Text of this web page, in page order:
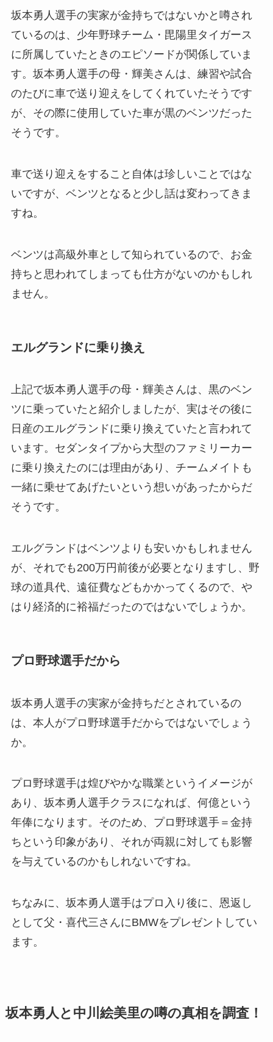
坂本勇人選手の実家が金持ちではないかと噂され
ているのは、少年野球チーム・毘陽里タイガース
に所属していたときのエピソードが関係していま
す。坂本勇人選手の母・輝美さんは、練習や試合
のたびに車で送り迎えをしてくれていたそうです
が、その際に使用していた車が黒のベンツだった
そうです。
車で送り迎えをすること自体は珍しいことではな
いですが、ベンツとなると少し話は変わってきま
すね。
ベンツは高級外車として知られているので、お金
持ちと思われてしまっても仕方がないのかもしれ
ません。
エルグランドに乗り換え
上記で坂本勇人選手の母・輝美さんは、黒のベン
ツに乗っていたと紹介しましたが、実はその後に
日産のエルグランドに乗り換えていたと言われて
います。セダンタイプから大型のファミリーカー
に乗り換えたのには理由があり、チームメイトも
一緒に乗せてあげたいという想いがあったからだ
そうです。
エルグランドはベンツよりも安いかもしれません
が、それでも200万円前後が必要となりますし、野
球の道具代、遠征費などもかかってくるので、や
はり経済的に裕福だったのではないでしょうか。
プロ野球選手だから
坂本勇人選手の実家が金持ちだとされているの
は、本人がプロ野球選手だからではないでしょう
か。
プロ野球選手は煌びやかな職業というイメージが
あり、坂本勇人選手クラスになれば、何億という
年俸になります。そのため、プロ野球選手＝金持
ちという印象があり、それが両親に対しても影響
を与えているのかもしれないですね。
ちなみに、坂本勇人選手はプロ入り後に、恩返し
として父・喜代三さんにBMWをプレゼントしてい
ます。
坂本勇人と中川絵美里の噂の真相を調査！